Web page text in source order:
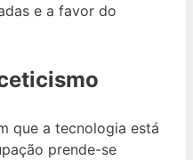
e a favor do
que a tecnologia está
prende-se